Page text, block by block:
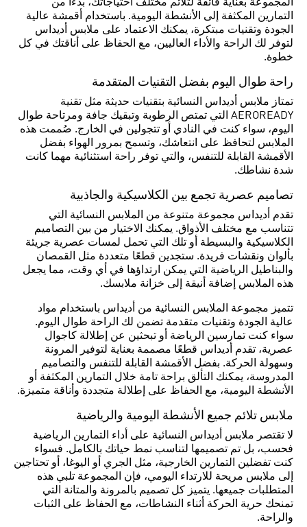
المجموعة بعناية فائقة لتلائم مختلف احتياجاتك، بدءًا من
التمارين المكثفة إلى الأنشطة اليومية. باستخدام أقمشة عالية
الجودة وتقنيات مبتكرة، يمكنك الاعتماد على ملابس أديداس
لتوفر لك الراحة والأداء العاليين، مع الحفاظ على أناقتك في كل
خطوة.
راحة طوال اليوم بفضل التقنيات المتقدمة
تمتاز ملابس أديداس النسائية بتقنيات حديثة مثل تقنية
AEROREADY التي تمتص الرطوبة وتبقيك جافة ومرتاحة طوال
اليوم، سواء كنت في النادي أو تتجولين في الخارج. صُممت هذه
الملابس لتحافظ على انتعاشك، وتسمح بمرور الهواء بفضل
الأقمشة القابلة للتنفس، والتي توفر راحة استثنائية مهما كانت
شدة نشاطك.
تصاميم عصرية تجمع بين الكلاسيكية والجاذبية
تقدم أديداس مجموعة متنوعة من الملابس النسائية التي
تتناسب مع مختلف الأذواق. يمكنك الاختيار من بين التصاميم
الكلاسيكية والبسيطة أو تلك التي تحمل لمسات عصرية جريئة
بألوان ونقشات فريدة. ستجدين قطعًا متعددة مثل القمصان
والبناطيل الرياضية التي يمكن ارتداؤها في أي وقت، مما يجعل
هذه الملابس إضافة أنيقة إلى خزانة ملابسك.
تتميز مجموعة الملابس النسائية من أديداس باستخدام مواد
عالية الجودة وتقنيات متقدمة تضمن لك الراحة طوال اليوم.
سواء كنت تمارسين الرياضة أو تبحثين عن إطلالة كاجوال
عصرية، تقدم أديداس قطعًا مصممة بعناية لتوفير المرونة
وسهولة الحركة. بفضل الأقمشة القابلة للتنفس والتصاميم
المدروسة، يمكنك التألق براحة تامة خلال التمارين المكثفة أو
الأنشطة اليومية، مع الحفاظ على إطلالة متجددة وأناقة متميزة.
ملابس تلائم جميع الأنشطة اليومية والرياضية
لا تقتصر ملابس أديداس النسائية على أداء التمارين الرياضية
فحسب، بل تم تصميمها لتناسب نمط حياتك بالكامل. فسواء
كنت تفضلين التمارين الخارجية، مثل الجري أو اليوغا، أو تحتاجين
إلى ملابس مريحة للارتداء اليومي، فإن المجموعة تلبي هذه
المتطلبات جميعها. يتميز كل تصميم بالمرونة والمتانة التي
تمنحك حرية الحركة أثناء النشاطات، مع الحفاظ على الثبات
والراحة.